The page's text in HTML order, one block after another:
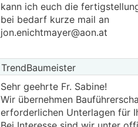
kann ich euch die
bei bedarf kurze mail an
jon.enichtmayer@aon.at
TrendBaumeister
Sehr geehrte Fr. Sabine!
Wir übernehmen
erforderlichen Unterlagen für